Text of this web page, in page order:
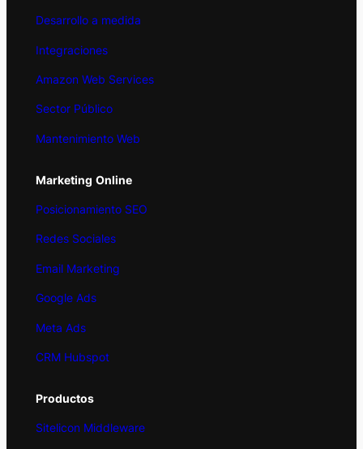
Desarrollo a medida
Integraciones
Amazon Web Services
Sector Público
Mantenimiento Web
Marketing Online
Posicionamiento SEO
Redes Sociales
Email Marketing
Google Ads
Meta Ads
CRM Hubspot
Productos
Sitelicon Middleware